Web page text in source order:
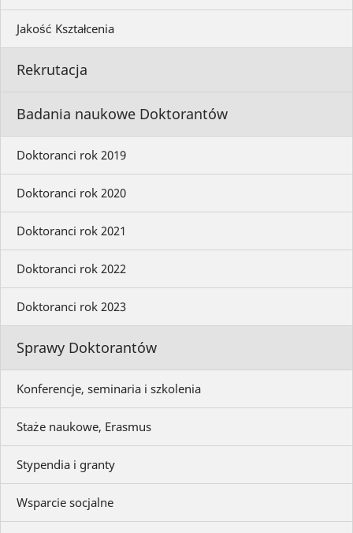
Jakość Kształcenia
Rekrutacja
Badania naukowe Doktorantów
Doktoranci rok 2019
Doktoranci rok 2020
Doktoranci rok 2021
Doktoranci rok 2022
Doktoranci rok 2023
Sprawy Doktorantów
Konferencje, seminaria i szkolenia
Staże naukowe, Erasmus
Stypendia i granty
Wsparcie socjalne